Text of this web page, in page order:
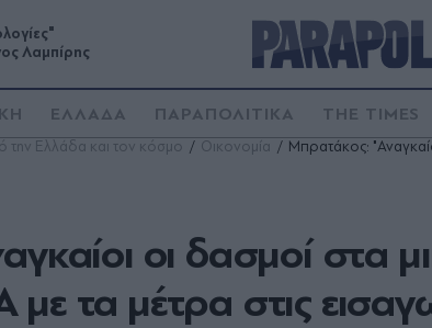
Λαμπίρης
ΕΛΛΑΔΑ ΠΑΡΑΠΟΛΙΤΙΚΑ THE TIMES
την Ελλάδα και τον κόσμο Οικονομία Μπρατάκος:
οι δασμοί στα
τα μέτρα στις